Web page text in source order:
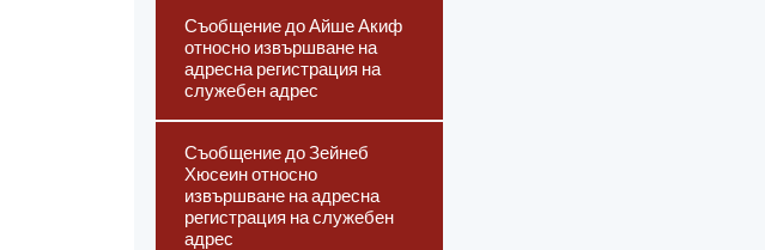
Съобщение до Айше Акиф
относно извършване на
адресна регистрация на
служебен адрес
Съобщение до Зейнеб
Хюсеин относно
извършване на адресна
регистрация на служебен
адрес